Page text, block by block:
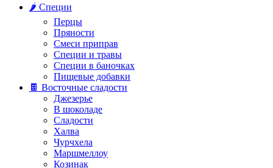
🌶️ Специи
Перцы
Пряности
Смеси приправ
Специи и травы
Специи в баночках
Пищевые добавки
🍫 Восточные сладости
Джезерье
В шоколаде
Сладости
Халва
Чурчхела
Маршмеллоу
Козинак